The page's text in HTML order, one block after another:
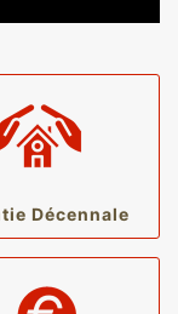
Décennale